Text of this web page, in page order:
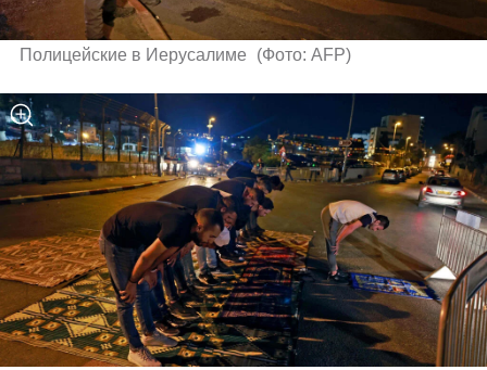
Полицейские в Иерусалиме (Фото: AFP)